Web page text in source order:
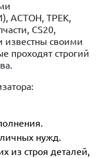
АСТОН, ТРЕК,
CS20,
известны своими
проходят строгий
нужд.
из строя деталей,